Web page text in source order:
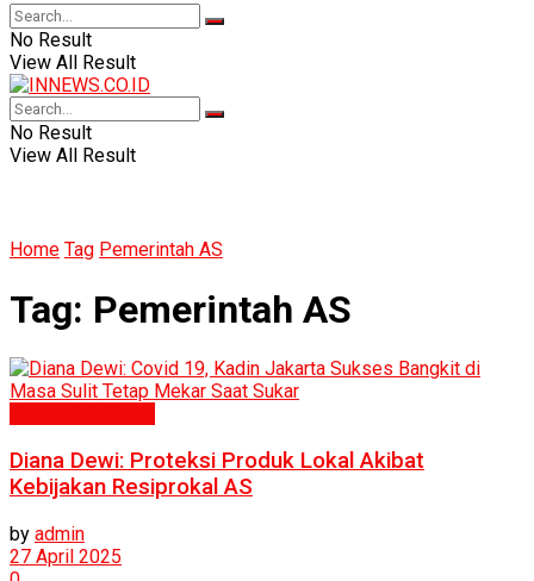
No Result
View All Result
No Result
View All Result
Home Tag Pemerintah AS
Tag: Pemerintah AS
Diana Dewi: Proteksi Produk Lokal Akibat
Kebijakan Resiprokal AS
by admin
27 April 2025